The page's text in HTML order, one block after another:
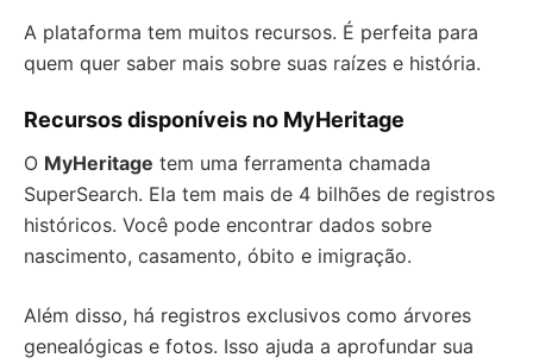
A plataforma tem muitos recursos. É perfeita para
quem quer saber mais sobre suas raízes e história.
Recursos disponíveis no MyHeritage
O MyHeritage tem uma ferramenta chamada
SuperSearch. Ela tem mais de 4 bilhões de registros
históricos. Você pode encontrar dados sobre
nascimento, casamento, óbito e imigração.
Além disso, há registros exclusivos como árvores
genealógicas e fotos. Isso ajuda a aprofundar sua